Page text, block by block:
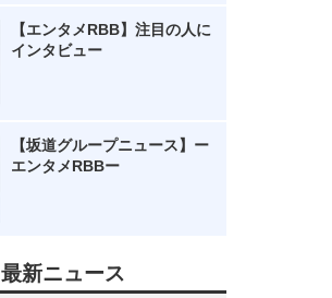
【エンタメRBB】注目の人に
インタビュー
【坂道グループニュース】ー
エンタメRBBー
最新ニュース